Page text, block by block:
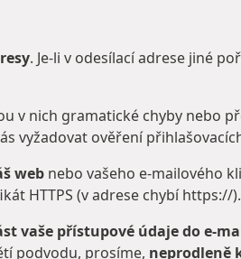
. Je-li v odesílací adrese jiné
v nich gramatické chyby nebo
vyžadovat ověření
web nebo vašeho e-mailového
HTTPS (v adrese chybí https://).
vaše přístupové údaje do e-
podvodu, prosíme, neprodleně